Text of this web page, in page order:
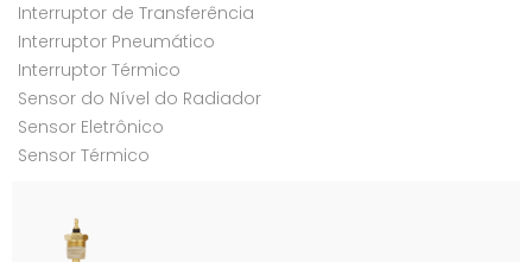
Interruptor de Transferência
Interruptor Pneumático
Interruptor Térmico
Sensor do Nível do Radiador
Sensor Eletrônico
Sensor Térmico